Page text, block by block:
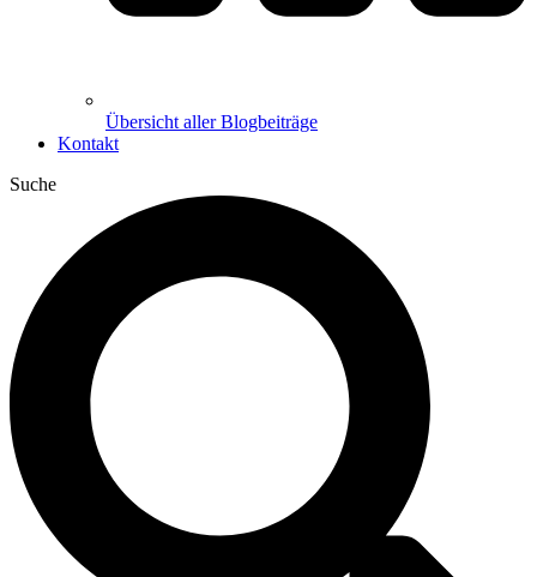
Übersicht aller Blogbeiträge
Kontakt
Suche